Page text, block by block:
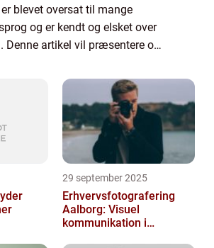
blevet oversat til mange
og er kendt og elsket over
Denne artikel vil præsentere og
litteraturen og læsere genere...
29 september 2025
Erhvervsfotografering
Aalborg: Visuel
kommunikation i